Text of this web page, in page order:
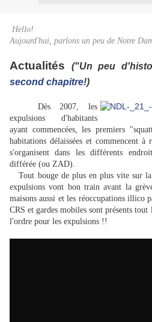
Hello!
Aujourd'hui, parlons un peu de Notre
Actualités
("Un peu
second chapitre!)
Dès 2007, les
expulsions d'habitants
ayant commencées, les premiers
habitations délaissées et commencent à
s'organisent dans les différents
différée (ou ZAD).
Tout bouge de plus en plus vite sur
expulsions vont bon train avant la
maisons aussi et les réoccupations illico
CRS et gardes mobiles sont présents
l'ordre pour les expulsions !!